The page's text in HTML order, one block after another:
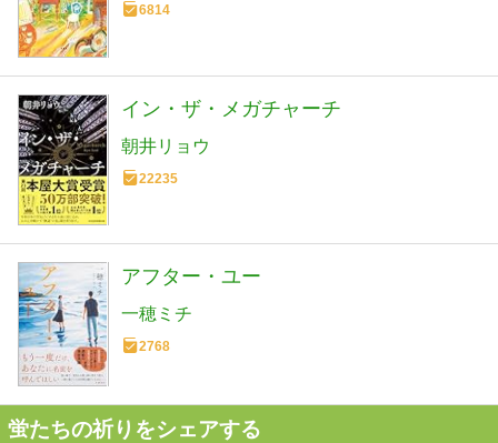
6814
イン・ザ・メガチャーチ
朝井リョウ
22235
アフター・ユー
一穂ミチ
2768
蛍たちの祈りをシェアする